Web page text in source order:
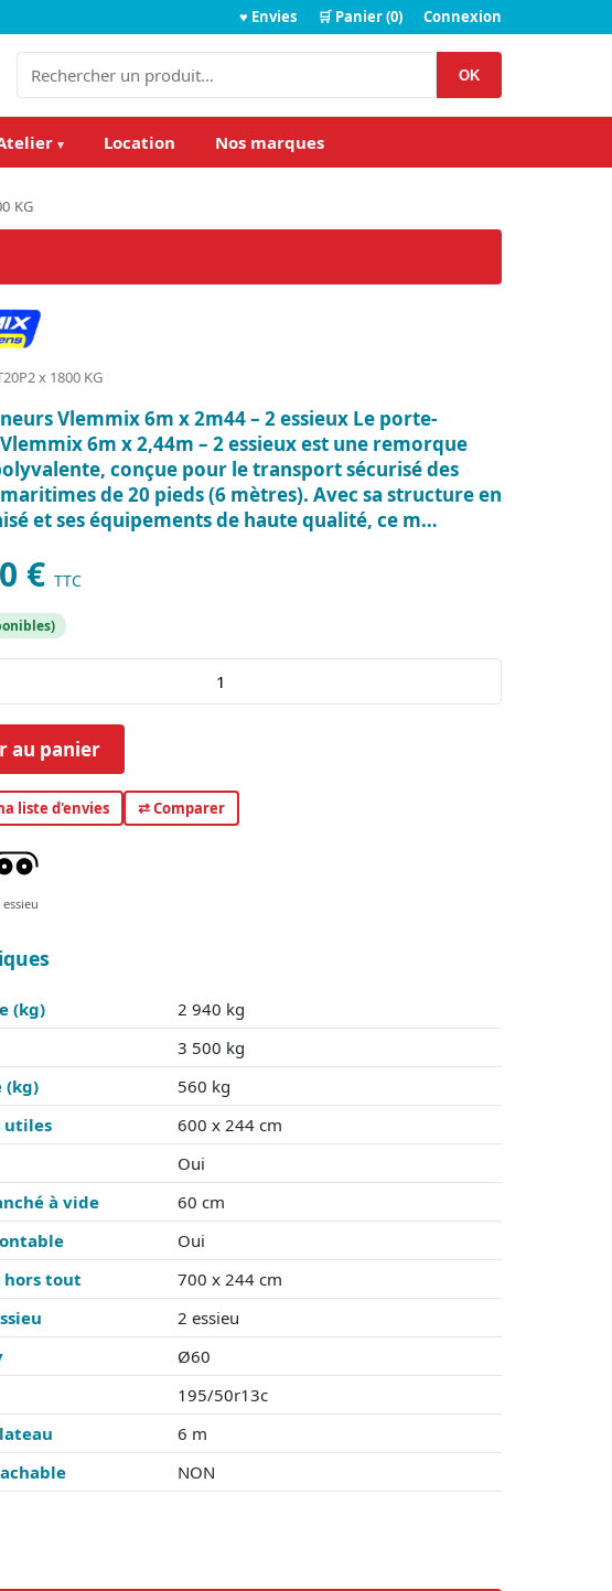
♥ Envies 🛒 Panier (0) Connexion
OK
▾ Location Nos marques
KG
x 1800 KG
Vlemmix 6m x 2m44 – 2 essieux Le porte-
6m x 2,44m – 2 essieux est une remorque
conçue pour le transport sécurisé des
de 20 pieds (6 mètres). Avec sa structure en
et ses équipements de haute qualité, ce m…
€ TTC
au panier
liste d'envies ⇄ Comparer
essieu
(kg)
2 940 kg
3 500 kg
(kg)
560 kg
utiles
600 x 244 cm
Oui
à vide
60 cm
Oui
hors tout
700 x 244 cm
2 essieu
Ø60
195/50r13c
6 m
NON